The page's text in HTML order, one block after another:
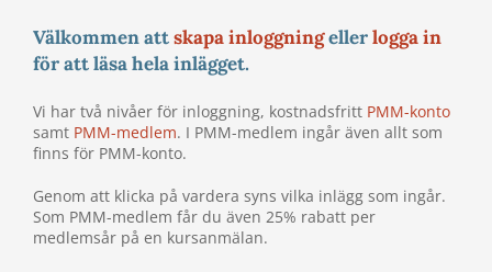
Välkommen attskapa inloggningellerlogga in
för att läsa hela inlägget.
Vi har två nivåer för inloggning, kostnadsfritt PMM-konto
samt PMM-medlem. I PMM-medlem ingår även allt som
finns för PMM-konto.
Genom att klicka på vardera syns vilka inlägg som ingår.
Som PMM-medlem får du även 25% rabatt per
medlemsår på en kursanmälan.